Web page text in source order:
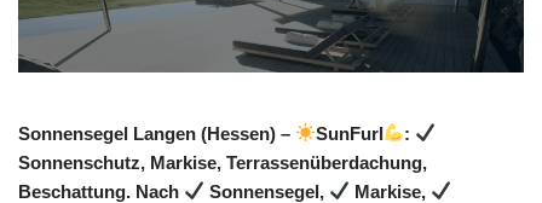
Sonnensegel Langen (Hessen) – SunFurl
:
Sonnenschutz, Markise, Terrassenüberdachung,
Beschattung. Nach
Sonnensegel,
Markise,